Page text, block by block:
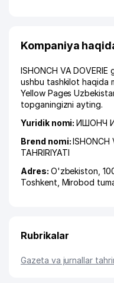
Kompaniya
ISHONCH VA
ushbu tashkilot haqida
Yellow Pages
topganingizni ayting.
Yuridik nomi:ИШОНЧ
Brend nomi:ISHONCH
TAHRIRIYATI
Adres: O'zbekiston,
Toshkent Mirobod
Rubrikalar
Gazeta va jurnallar